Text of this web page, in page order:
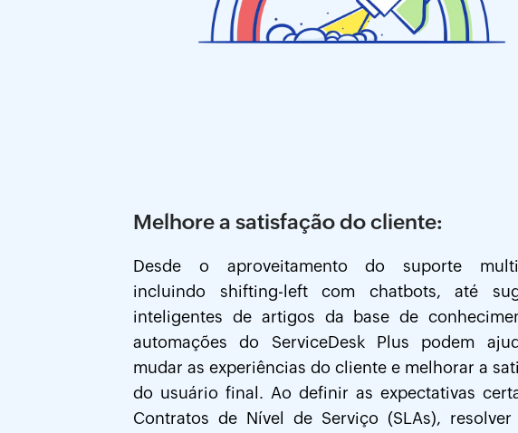
Melhore a satisfação do cliente:
Desde o aproveitamento do suporte
incluindo shifting-left com chatbots, até
inteligentes de artigos da base de
automações do ServiceDesk Plus podem
mudar as experiências do cliente e melhorar a
do usuário final. Ao definir as expectativas
Contratos de Nível de Serviço (SLAs), resolver